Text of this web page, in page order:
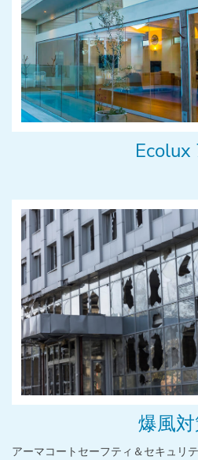
Ecolux
爆風
アーマコートセーフティ＆セキュリ